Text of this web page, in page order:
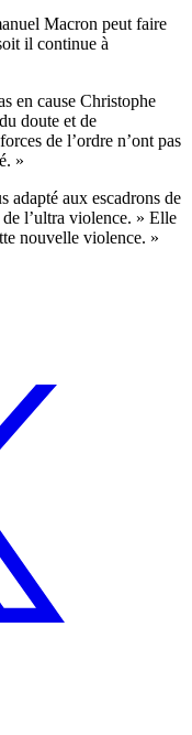
Macron peut faire
il continue à
en cause Christophe
doute et de
de l’ordre n’ont pas
»
adapté aux escadrons de
l’ultra violence. » Elle
nouvelle violence. »